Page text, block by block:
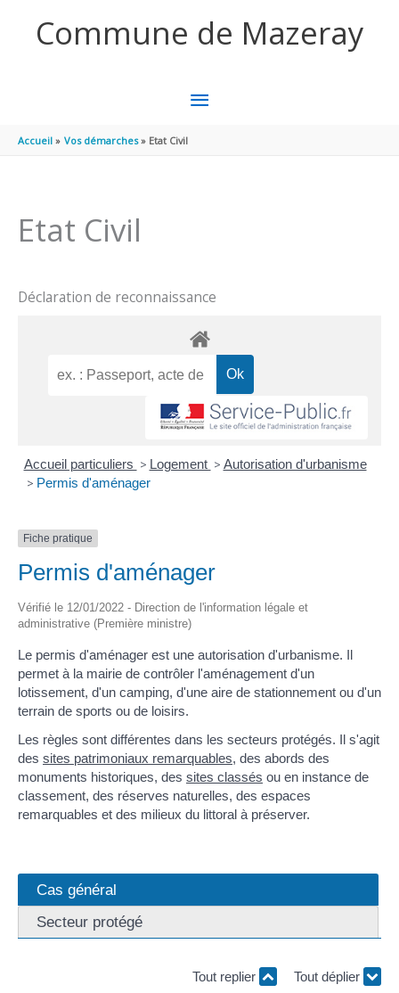
Commune de Mazeray
MENU
PRINCIPAL
Accueil Vos démarches Etat Civil
Etat Civil
Déclaration de reconnaissance
Accueil particuliers > Logement > Autorisation d'urbanisme
> Permis d'aménager
Fiche pratique
Permis d'aménager
Vérifié le 12/01/2022 - Direction de l'information légale et
administrative (Première ministre)
Le permis d'aménager est une autorisation d'urbanisme. Il
permet à la mairie de contrôler l'aménagement d'un
lotissement, d'un camping, d'une aire de stationnement ou d'un
terrain de sports ou de loisirs.
Les règles sont différentes dans les secteurs protégés. Il s'agit
des sites patrimoniaux remarquables, des abords des
monuments historiques, des sites classés ou en instance de
classement, des réserves naturelles, des espaces
remarquables et des milieux du littoral à préserver.
Cas général
Secteur protégé
Tout replier Tout déplier